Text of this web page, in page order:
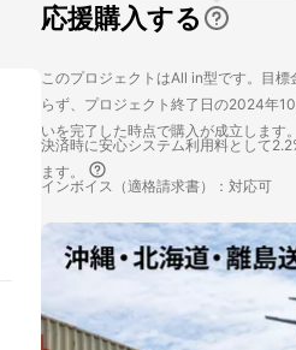
応援購入する
このプロジェクトはAll in型です。目標
らず、プロジェクト終了日の2024年
いを完了した時点で購入が成立します。
決済時に安心システム利用料として
ます。
インボイス（適格請求書）：対応可